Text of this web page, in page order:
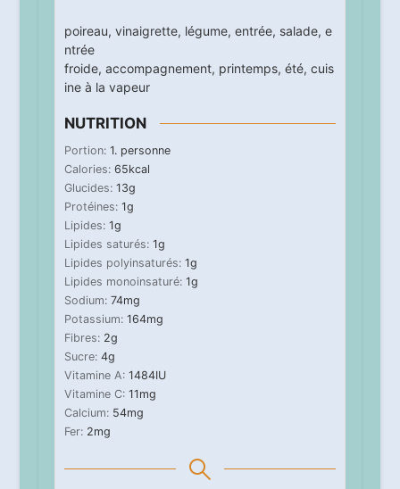
poireau, vinaigrette, légume, entrée, salade, e
ntrée
froide, accompagnement, printemps, été, cuis
ine à la vapeur
NUTRITION
Portion: 1. personne
Calories: 65kcal
Glucides: 13g
Protéines: 1g
Lipides: 1g
Lipides saturés: 1g
Lipides polyinsaturés: 1g
Lipides monoinsaturé: 1g
Sodium: 74mg
Potassium: 164mg
Fibres: 2g
Sucre: 4g
Vitamine A: 1484IU
Vitamine C: 11mg
Calcium: 54mg
Fer: 2mg